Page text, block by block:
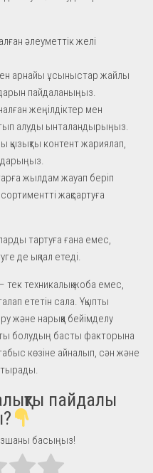
әлеуметтік желі
арнайы ұсыныстар жайлы
пайдаланыңыз.
жеңілдіктер мен
алуды ынталандырыңыз.
қызықты контент жариялап,
жылдам жауап беріп
жақсартуға
тартуға ғана емес,
де ықпал етеді.
тек техникалық жоба емес,
ететін сала. Ұқыпты
және нарыққа бейімделу
болудың басты факторына
көзіне айналып, сән және
пайдалы
басыңыз!